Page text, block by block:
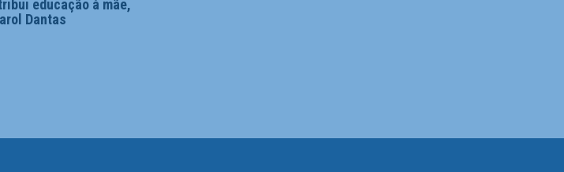
educação à mãe,
Dantas